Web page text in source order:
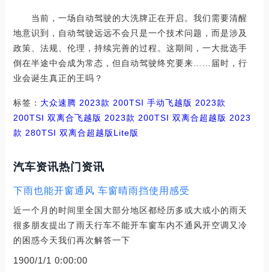
当前，一场自动驾驶的大洗牌正在开启。我们需要清醒
地意识到，自动驾驶远远不会只是一个技术问题，而是涉及
政策、法规、伦理，持续完善的过程。这期间，一大批选手
倒在半途中会成为常态，但自动驾驶终究要来……届时，行
业会诞生真正的王吗？
标签： 大众速腾 2023款 200TSI 手动飞越版 2023款
200TSI 双离合飞越版 2023款 200TSI 双离合超越版 2023
款 280TSI 双离合超越版Lite版
汽车资讯热门资讯
下雨也能开窗通风 车窗晴雨挡使用感受
近一个月的时间里全国大部分地区都经历多或大或小的雨天
很多朋友提出了雨天行车不能开车窗车内不通风开空调又冷
的困惑今天我们再次解答一下
1900/1/1 0:00:00